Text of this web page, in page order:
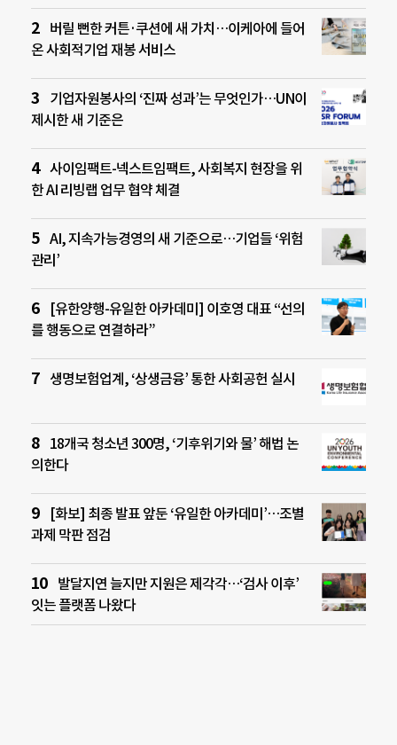
버릴 뻔한 커튼·쿠션에 새 가치…이케아에 들어
온 사회적기업 재봉 서비스
기업자원봉사의 ‘진짜 성과’는 무엇인가…UN이
제시한 새 기준은
사이임팩트-넥스트임팩트, 사회복지 현장을 위
한 AI 리빙랩 업무 협약 체결
AI, 지속가능경영의 새 기준으로…기업들 ‘위험
관리’
[유한양행-유일한 아카데미] 이호영 대표 “선의
를 행동으로 연결하라”
생명보험업계, ‘상생금융’ 통한 사회공헌 실시
18개국 청소년 300명, ‘기후위기와 물’ 해법 논
의한다
[화보] 최종 발표 앞둔 ‘유일한 아카데미’…조별
과제 막판 점검
발달지연 늘지만 지원은 제각각…‘검사 이후’
잇는 플랫폼 나왔다